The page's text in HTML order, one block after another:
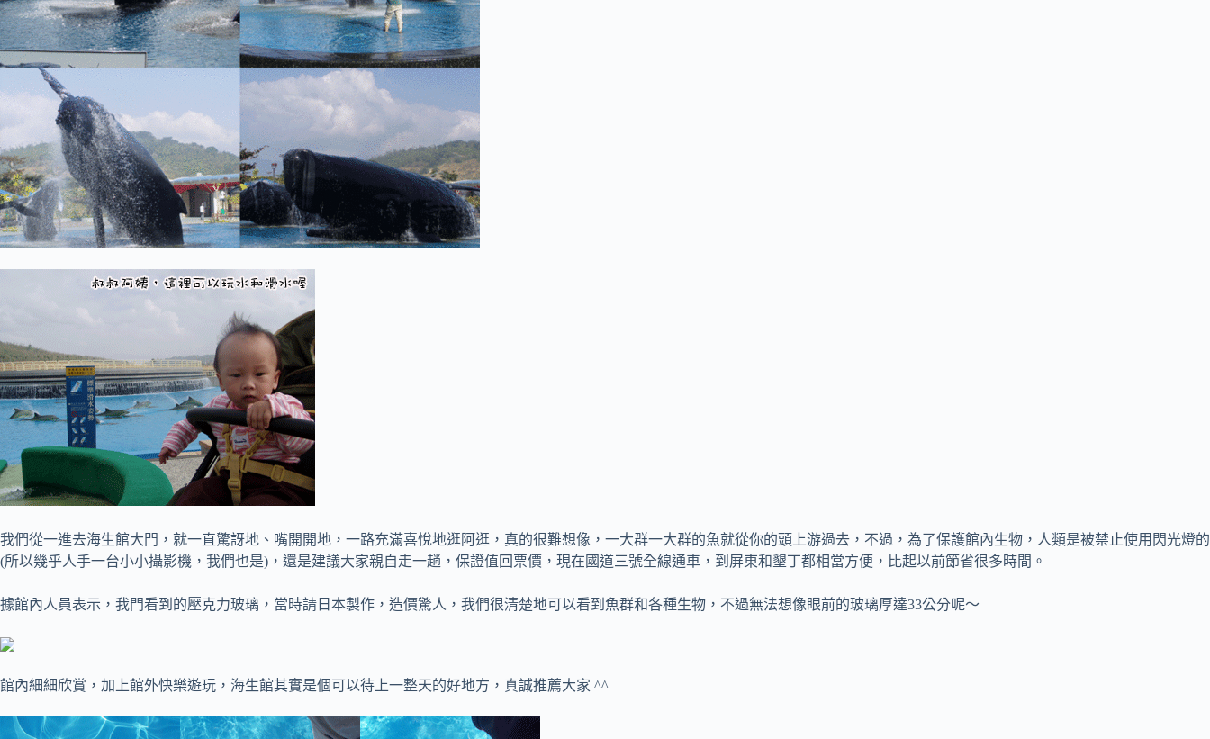
我們從一進去海生館大門，就一直驚訝地、嘴開開地，一路充滿喜悅地逛阿逛，真的很難想像，一大群一大群的魚就從你的頭上游過去，不過，為了保護館內生物，人類是被禁止使用閃光燈的
(所以幾乎人手一台小小攝影機，我們也是)，還是建議大家親自走一趟，保證值回票價，現在國道三號全線通車，到屏東和墾丁都相當方便，比起以前節省很多時間。
據館內人員表示，我門看到的壓克力玻璃，當時請日本製作，造價驚人，我們很清楚地可以看到魚群和各種生物，不過無法想像眼前的玻璃厚達33公分呢～
館內細細欣賞，加上館外快樂遊玩，海生館其實是個可以待上一整天的好地方，真誠推薦大家 ^^